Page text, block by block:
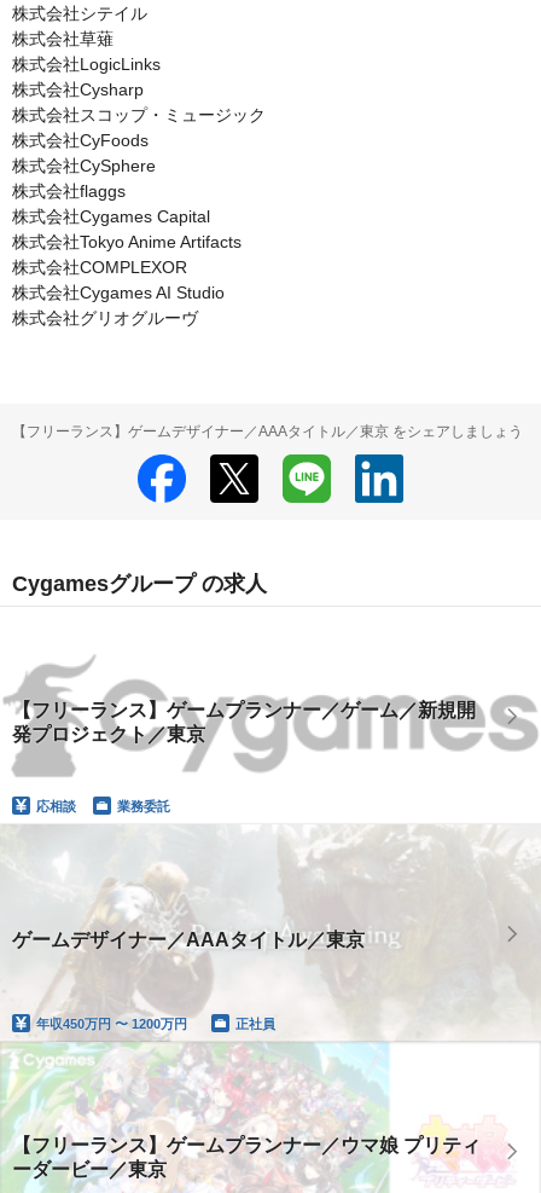
株式会社シテイル
株式会社草薙
株式会社LogicLinks
株式会社Cysharp
株式会社スコップ・ミュージック
株式会社CyFoods
株式会社CySphere
株式会社flaggs
株式会社Cygames Capital
株式会社Tokyo Anime Artifacts
株式会社COMPLEXOR
株式会社Cygames AI Studio
株式会社グリオグルーヴ
【フリーランス】ゲームデザイナー／AAAタイトル／東京 をシェアしましょう
Cygamesグループ の求人
【フリーランス】ゲームプランナー／ゲーム／新規開
発プロジェクト／東京
応相談 業務委託
ゲームデザイナー／AAAタイトル／東京
年収450万円 〜 1200万円 正社員
【フリーランス】ゲームプランナー／ウマ娘 プリティ
ーダービー／東京